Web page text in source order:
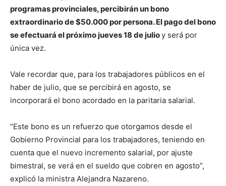
programas provinciales, percibirán un bono
extraordinario de $50.000 por persona. El pago del bono
se efectuará el próximo jueves 18 de julioy será por
única vez.
Vale recordar que, para los trabajadores públicos en el
haber de julio, que se percibirá en agosto, se
incorporará el bono acordado en la paritaria salarial.
“Este bono es un refuerzo que otorgamos desde el
Gobierno Provincial para los trabajadores, teniendo en
cuenta que el nuevo incremento salarial, por ajuste
bimestral, se verá en el sueldo que cobren en agosto”,
explicó la ministra Alejandra Nazareno.